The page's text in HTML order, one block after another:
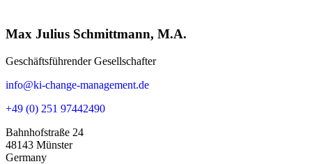
Max Julius Schmittmann, M.A.
Geschäftsführender Gesellschafter
info@ki-change-management.de
+49 (0) 251 97442490
Bahnhofstraße 24
48143 Münster
Germany